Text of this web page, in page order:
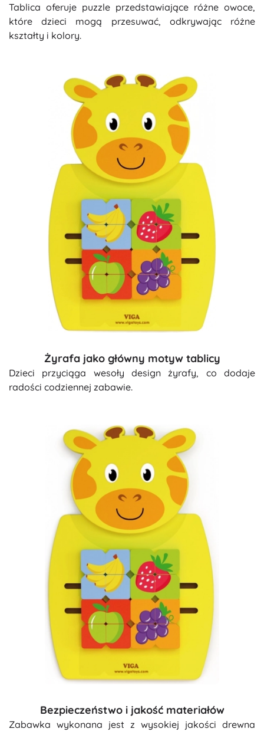
Tablica oferuje puzzle przedstawiające różne owoce,
które dzieci mogą przesuwać, odkrywając różne
kształty i kolory.
Żyrafa jako główny motyw tablicy
Dzieci przyciąga wesoły design żyrafy, co dodaje
radości codziennej zabawie.
Bezpieczeństwo i jakość materiałów
Zabawka wykonana jest z wysokiej jakości drewna